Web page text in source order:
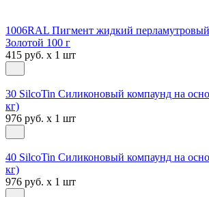
1006RAL Пигмент жидкий
Золотой 100 г
415 руб. x 1 шт
30 SilcoTin Силиконовый компаунд на
кг)
976 руб. x 1 шт
40 SilcoTin Силиконовый компаунд на
кг)
976 руб. x 1 шт